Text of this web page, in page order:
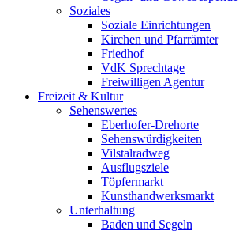
Soziales
Soziale Einrichtungen
Kirchen und Pfarrämter
Friedhof
VdK Sprechtage
Freiwilligen Agentur
Freizeit & Kultur
Sehenswertes
Eberhofer-Drehorte
Sehenswürdigkeiten
Vilstalradweg
Ausflugsziele
Töpfermarkt
Kunsthandwerksmarkt
Unterhaltung
Baden und Segeln